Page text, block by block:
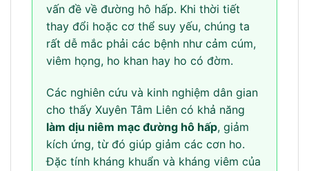
vấn đề về đường hô hấp. Khi thời tiết
thay đổi hoặc cơ thể suy yếu, chúng ta
rất dễ mắc phải các bệnh như cảm cúm,
viêm họng, ho khan hay ho có đờm.
Các nghiên cứu và kinh nghiệm dân gian
cho thấy Xuyên Tâm Liên có khả năng
làm dịu niêm mạc đường hô hấp, giảm
kích ứng, từ đó giúp giảm các cơn ho.
Đặc tính kháng khuẩn và kháng viêm của